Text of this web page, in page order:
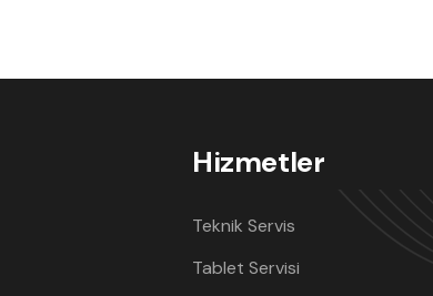
Hizmetler
Teknik Servis
Tablet Servisi